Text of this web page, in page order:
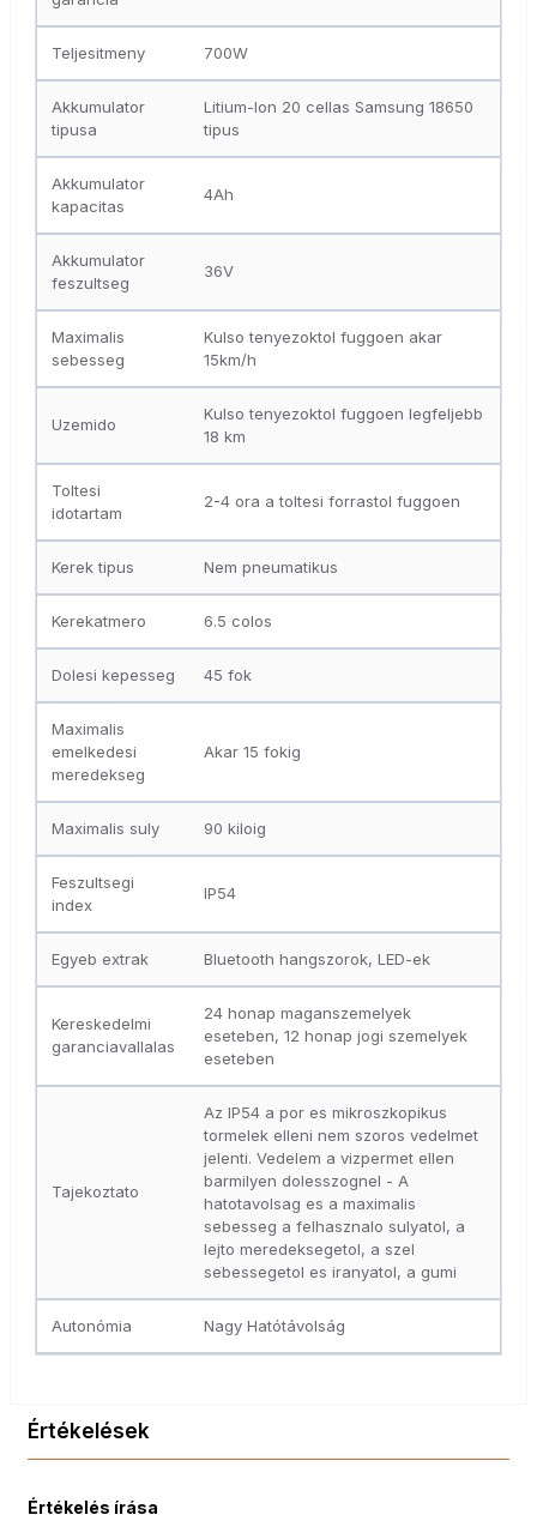
Teljesitmeny 700W
Akkumulator
tipusa
Litium-Ion 20 cellas Samsung 18650
tipus
Akkumulator
kapacitas
4Ah
Akkumulator
feszultseg
36V
Maximalis
sebesseg
Kulso tenyezoktol fuggoen akar
15km/h
Uzemido
Kulso tenyezoktol fuggoen legfeljebb
18 km
Toltesi
idotartam
2-4 ora a toltesi forrastol fuggoen
Kerek tipus Nem pneumatikus
Kerekatmero 6.5 colos
Dolesi kepesseg 45 fok
Maximalis
emelkedesi
meredekseg
Akar 15 fokig
Maximalis suly 90 kiloig
Feszultsegi
index
IP54
Egyeb extrak Bluetooth hangszorok, LED-ek
Kereskedelmi
garanciavallalas
24 honap maganszemelyek
eseteben, 12 honap jogi szemelyek
eseteben
Tajekoztato
Az IP54 a por es mikroszkopikus
tormelek elleni nem szoros vedelmet
jelenti. Vedelem a vizpermet ellen
barmilyen dolesszognel - A
hatotavolsag es a maximalis
sebesseg a felhasznalo sulyatol, a
lejto meredeksegetol, a szel
sebessegetol es iranyatol, a gumi
Autonómia Nagy Hatótávolság
Értékelések
Értékelés írása